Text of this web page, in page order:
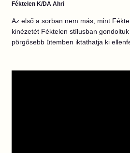
Féktelen K/DA Ahri
Az első a sorban nem más, mint
kinézetét Féktelen stílusban
pörgősebb ütemben iktathatja ki